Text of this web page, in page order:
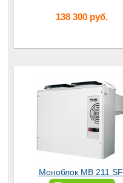
138 300 руб.
Моноблок МB 211 SF